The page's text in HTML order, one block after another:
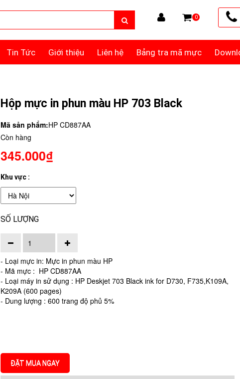
0
Tin Tức Giới thiệu Liên hệ Bảng tra mã mực
Hộp mực in phun màu HP 703 Black
Mã sản phẩm:HP CD887AA
Còn hàng
345.000₫
Khu vực :
SỐ LƯỢNG
- Loại mực in: Mực in phun màu HP
- Mã mực : HP CD887AA
- Loại máy in sử dụng : HP Deskjet 703 Black ink for D730, F735,K109A,
K209A (600 pages)
- Dung lượng : 600 trang độ phủ 5%
ĐẶT MUA NGAY